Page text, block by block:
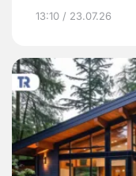
13:10 / 23.07.26